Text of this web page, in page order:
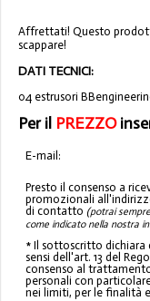
Affrettati! Questo
scappare!
DATI TECNICI:
04 estrusori
Per il PREZZO
E-mail:
Presto il consenso a
promozionali
di contatto (potrai
come indicato nella nostra
* Il sottoscritto dichiara
sensi dell'art. 13 del
consenso al
personali con
nei limiti, per le finalità